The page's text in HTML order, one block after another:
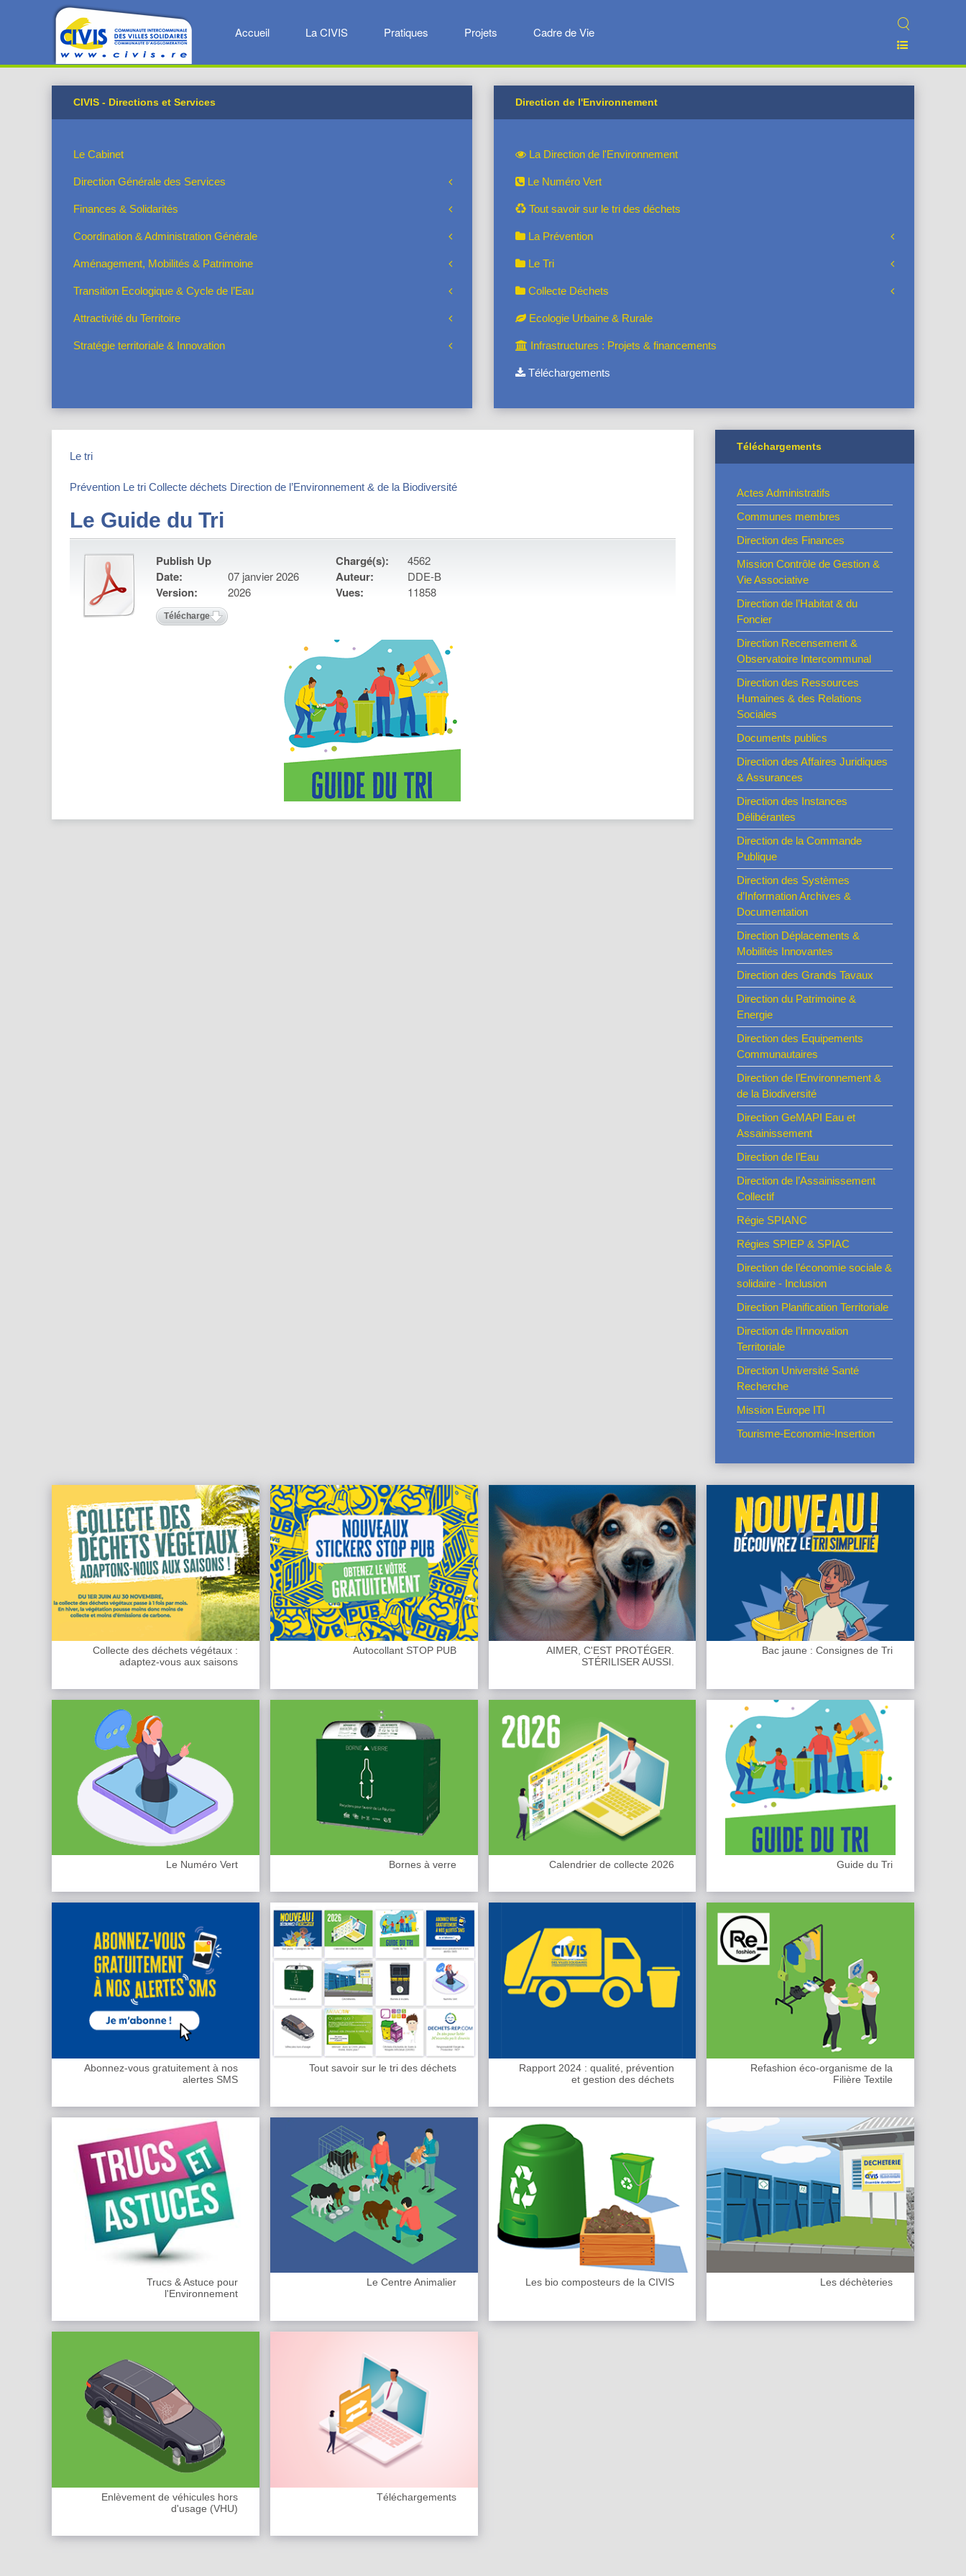
Accueil La CIVIS Pratiques Projets Cadre de Vie
CIVIS - Directions et Services
Le Cabinet
Direction Générale des Services
Finances & Solidarités
Coordination & Administration Générale
Aménagement, Mobilités & Patrimoine
Transition Ecologique & Cycle de l’Eau
Attractivité du Territoire
Stratégie territoriale & Innovation
Direction de l'Environnement
La Direction de l'Environnement
Le Numéro Vert
Tout savoir sur le tri des déchets
La Prévention
Le Tri
Collecte Déchets
Ecologie Urbaine & Rurale
Infrastructures : Projets & financements
Téléchargements
Le tri
Prévention Le tri Collecte déchets Direction de l’Environnement & de la Biodiversité
Le Guide du Tri
Publish Up
Date:
07 janvier 2026
Chargé(s): 4562
Auteur: DDE-B
Version: 2026 Vues: 11858
Télécharger
Téléchargements
Actes Administratifs
Communes membres
Direction des Finances
Mission Contrôle de Gestion &
Vie Associative
Direction de l’Habitat & du
Foncier
Direction Recensement &
Observatoire Intercommunal
Direction des Ressources
Humaines & des Relations
Sociales
Documents publics
Direction des Affaires Juridiques
& Assurances
Direction des Instances
Délibérantes
Direction de la Commande
Publique
Direction des Systèmes
d’Information Archives &
Documentation
Direction Déplacements &
Mobilités Innovantes
Direction des Grands Tavaux
Direction du Patrimoine &
Energie
Direction des Equipements
Communautaires
Direction de l’Environnement &
de la Biodiversité
Direction GeMAPI Eau et
Assainissement
Direction de l’Eau
Direction de l’Assainissement
Collectif
Régie SPIANC
Régies SPIEP & SPIAC
Direction de l’économie sociale &
solidaire - Inclusion
Direction Planification Territoriale
Direction de l’Innovation
Territoriale
Direction Université Santé
Recherche
Mission Europe ITI
Tourisme-Economie-Insertion
Collecte des déchets végétaux :
adaptez-vous aux saisons
Autocollant STOP PUB
AIMER, C'EST PROTÉGER.
STÉRILISER AUSSI.
Bac jaune : Consignes de Tri
Le Numéro Vert Bornes à verre Calendrier de collecte 2026 Guide du Tri
Abonnez-vous gratuitement à nos
alertes SMS
Tout savoir sur le tri des déchets
Rapport 2024 : qualité, prévention
et gestion des déchets
Refashion éco-organisme de la
Filière Textile
Trucs & Astuce pour
l'Environnement
Le Centre Animalier Les bio composteurs de la CIVIS Les déchèteries
Enlèvement de véhicules hors
d'usage (VHU)
Téléchargements